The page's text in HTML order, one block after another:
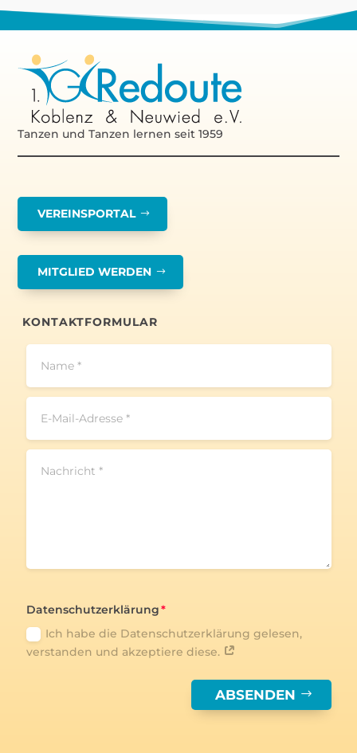
Tanzen und Tanzen lernen seit 1959
VEREINSPORTAL
MITGLIED WERDEN
KONTAKTFORMULAR
Datenschutzerklärung
Ich habe die Datenschutzerklärung gelesen,
verstanden und akzeptiere diese.
ABSENDEN